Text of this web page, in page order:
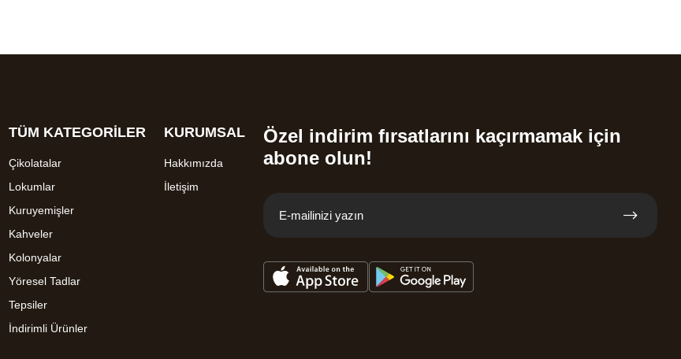
TÜM KATEGORİLER
Çikolatalar
Lokumlar
Kuruyemişler
Kahveler
Kolonyalar
Yöresel Tadlar
Tepsiler
İndirimli Ürünler
KURUMSAL
Hakkımızda
İletişim
Özel indirim fırsatlarını kaçırmamak için
abone olun!